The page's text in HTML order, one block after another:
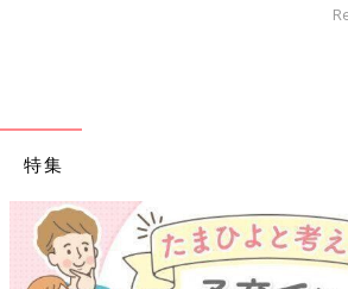
特集